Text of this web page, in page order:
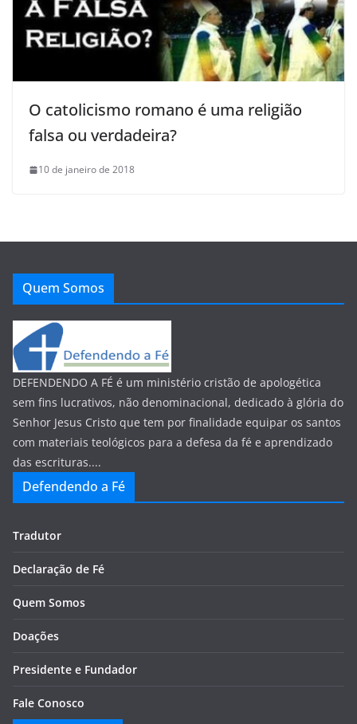
O catolicismo romano é uma religião
falsa ou verdadeira?
10 de janeiro de 2018
Quem Somos
DEFENDENDO A FÉ é um ministério cristão de apologética
sem fins lucrativos, não denominacional, dedicado à glória do
Senhor Jesus Cristo que tem por finalidade equipar os santos
com materiais teológicos para a defesa da fé e aprendizado
das escrituras....
Defendendo a Fé
Tradutor
Declaração de Fé
Quem Somos
Doações
Presidente e Fundador
Fale Conosco